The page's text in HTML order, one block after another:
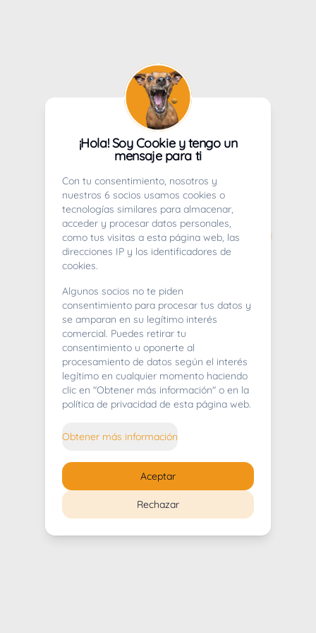
404
Whoops! Lo sentimos mucho.
¡Hola! Soy Cookie y tengo un
mensaje para ti
Con tu consentimiento, nosotros y
nuestros 6 socios usamos cookies o
tecnologías similares para almacenar,
acceder y procesar datos personales,
como tus visitas a esta página web, las
direcciones IP y los identificadores de
cookies.
Algunos socios no te piden
consentimiento para procesar tus datos y
se amparan en su legítimo interés
comercial. Puedes retirar tu
consentimiento u oponerte al
procesamiento de datos según el interés
legítimo en cualquier momento haciendo
clic en "Obtener más información" o en la
política de privacidad de esta página web.
Obtener más información
Rechazar
Aceptar